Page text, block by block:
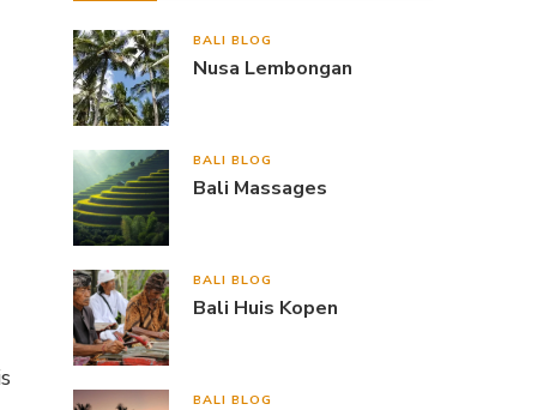
BALI BLOG
Nusa Lembongan
BALI BLOG
Bali Massages
BALI BLOG
Bali Huis Kopen
BALI BLOG